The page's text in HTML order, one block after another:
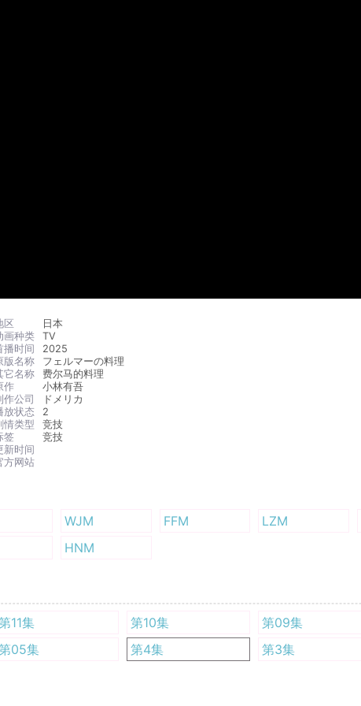
区
日本
画种类
TV
播时间
2025
版名称
フェルマーの料理
它名称
费尔马的料理
作
小林有吾
作公司
ドメリカ
放状态
2
情类型
竞技
签
竞技
新时间
方网站
WJM FFM LZM
HNM
11集 第10集 第09集
05集 第4集 第3集